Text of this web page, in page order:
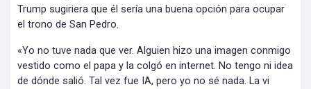
Trump sugiriera que él sería una buena opción para ocupar
el trono de San Pedro.
«Yo no tuve nada que ver. Alguien hizo una imagen conmigo
vestido como el papa y la colgó en internet. No tengo ni idea
de dónde salió. Tal vez fue IA, pero yo no sé nada. La vi